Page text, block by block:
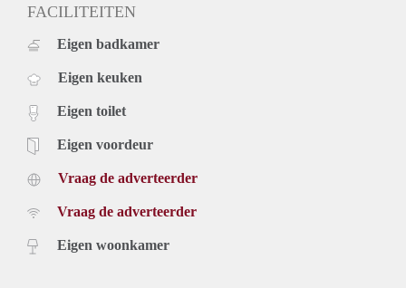
FACILITEITEN
Eigen badkamer
Eigen keuken
Eigen toilet
Eigen voordeur
Vraag de adverteerder
Vraag de adverteerder
Eigen woonkamer